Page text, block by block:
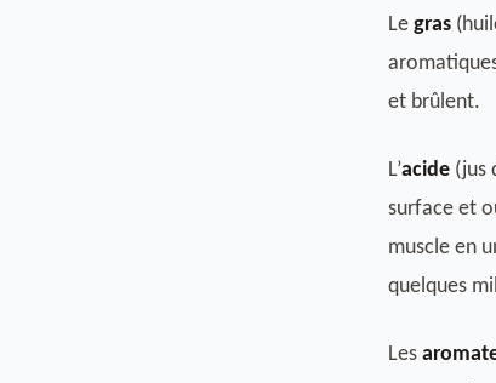
Le gras
et brûlent.
L’acide (jus
surface et
muscle en
quelques
Les